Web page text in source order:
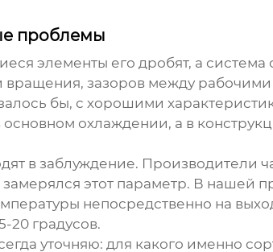
проблемы
элементы его дробят, а система
зазоров между
бы, с хорошими
охлаждении, а в
в заблуждение. Производители
замерялся этот параметр. В нашей
непосредственно на
20 градусов.
уточняю: для какого именно